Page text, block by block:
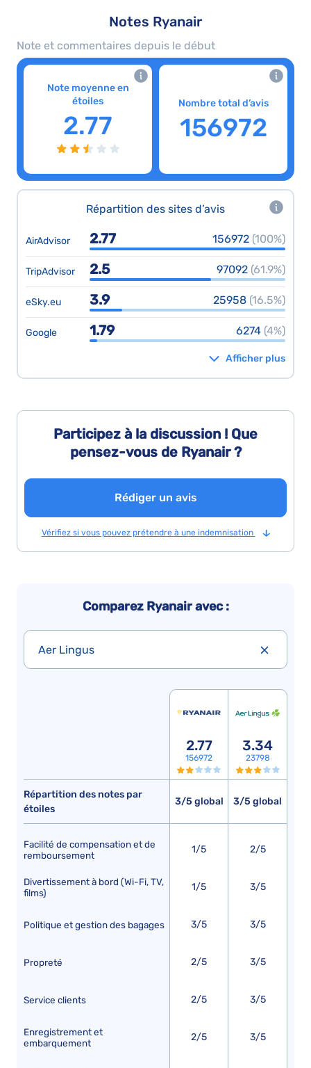
Notes Ryanair
Note et commentaires depuis le début
Note moyenne en
étoiles
2.77
Nombre total d’avis
156972
Répartition des sites d’avis
AirAdvisor 2.77 156972 (100%)
TripAdvisor 2.5 97092 (61.9%)
eSky.eu 3.9 25958 (16.5%)
Google 1.79 6274 (4%)
Afficher plus
Participez à la discussion ! Que
pensez-vous de Ryanair ?
Rédiger un avis
Vérifiez si vous pouvez prétendre à une indemnisation
Comparez Ryanair avec :
Aer Lingus
Répartition des notes par
étoiles
Facilité de compensation et de
remboursement
Divertissement à bord (Wi-Fi, TV,
films)
Politique et gestion des bagages
Propreté
Service clients
Enregistrement et
embarquement
2.77
156972
3/5 global
1/5
1/5
3/5
2/5
2/5
2/5
3.34
23798
3/5 global
2/5
3/5
3/5
3/5
3/5
3/5